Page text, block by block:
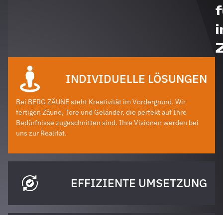
INDIVIDUELLE LÖSUNGEN
Bei BERG ZÄUNE steht Kreativität im Vordergrund. Wir
fertigen Zäune, Tore und Geländer, die perfekt auf Ihre
Bedürfnisse zugeschnitten sind. Ihre Visionen werden bei
uns zur Realität.
EFFIZIENTE UMSETZUNG